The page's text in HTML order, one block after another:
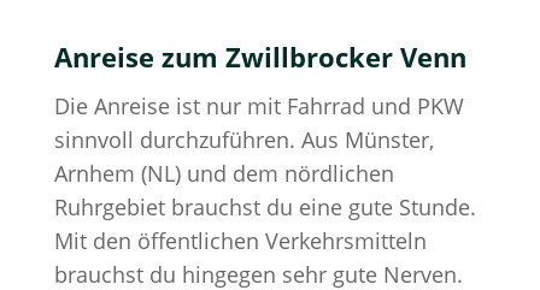
Anreise zum Zwillbrocker Venn
Die Anreise ist nur mit Fahrrad und PKW
sinnvoll durchzuführen. Aus Münster,
Arnhem (NL) und dem nördlichen
Ruhrgebiet brauchst du eine gute Stunde.
Mit den öffentlichen Verkehrsmitteln
brauchst du hingegen sehr gute Nerven.